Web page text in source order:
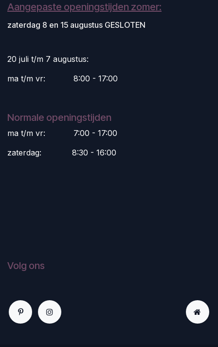
Aangepaste openingstijden zomer:
zaterdag 8 en 15 augustus GESLOTEN
20 juli t/m 7 augustus:
ma t/m vr:
​8:00 - 17:00
Normale openingstijden
ma t/m vr:
​7:00 - 17:00
zaterdag:
​8:30 - 16:00
Volg ons